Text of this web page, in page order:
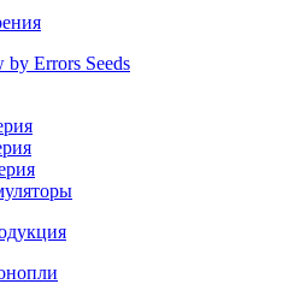
by Errors Seeds